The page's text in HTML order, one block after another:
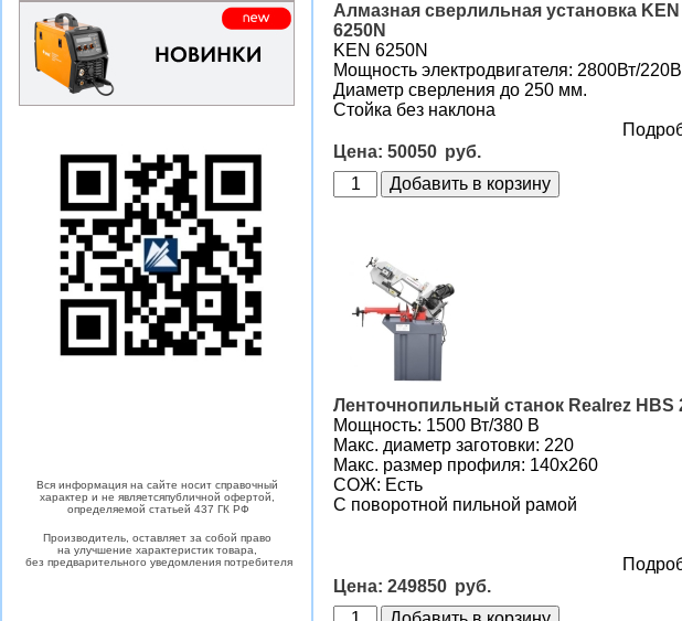
Вся информация на сайте носит справочный
характер и не являетсяпубличной офертой,
определяемой статьей 437 ГК РФ
Производитель, оставляет за собой право
на улучшение характеристик товара,
без предварительного уведомления потребителя
Алмазная сверлильная установка KEN
6250N
KEN 6250N
Мощность электродвигателя: 2800Вт/220В
Диаметр сверления до 250 мм.
Стойка без наклона
50050
Ленточнопильный станок Realrez HBS
Мощность: 1500 Вт/380 В
Макс. диаметр заготовки: 220
Макс. размер профиля: 140х260
СОЖ: Есть
С поворотной пильной рамой
249850